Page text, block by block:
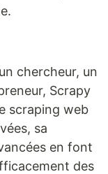
chercheur, un
Scrapy
scraping web
sa
en font
des